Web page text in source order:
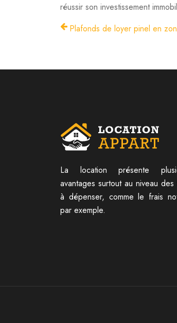
réussir son investissement
Plafonds de loyer pinel en
La location présente
avantages surtout au niveau des
à dépenser, comme le frais
par exemple.